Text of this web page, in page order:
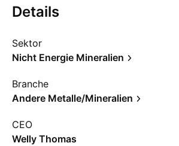
Details
Sektor
Nicht Energie Mineralien
Branche
Andere Metalle/Mineralien
CEO
Welly Thomas